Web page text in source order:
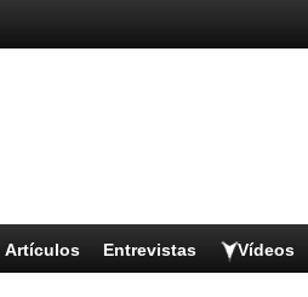
Artículos Entrevistas Vídeos